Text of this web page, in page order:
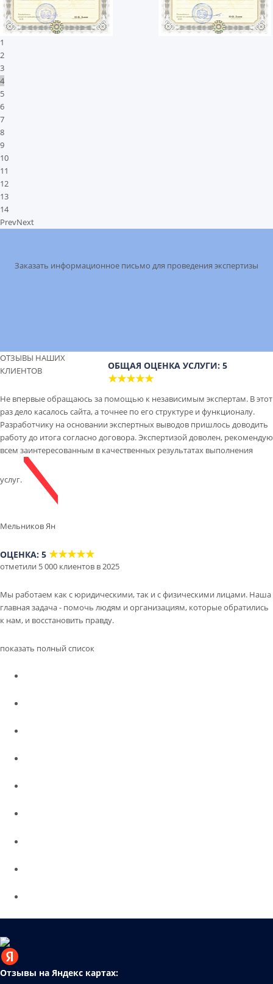
1
2
3
4
5
6
7
8
9
10
11
12
13
14
PrevNext
Заказать информационное письмо для проведения экспертизы
ОТЗЫВЫ НАШИХ
КЛИЕНТОВ
ОБЩАЯ ОЦЕНКА УСЛУГИ: 5
★★★★★
Не впервые обращаюсь за помощью к независимым экспертам. В этот
раз дело касалось сайта, а точнее по его структуре и функционалу.
Разработчику на основании экспертных выводов пришлось доводить
работу до итога согласно договора. Экспертизой доволен, рекомендую
всем заинтересованным в качественных результатах выполнения
услуг.
Мельников Ян
ОЦЕНКА: 5 ★★★★★
отметили 5 000 клиентов в 2025
Мы работаем как с юридическими, так и с физическими лицами. Наша
главная задача - помочь людям и организациям, которые обратились
к нам, и восстановить правду.
показать полный список
Отзывы на Яндекс картах: